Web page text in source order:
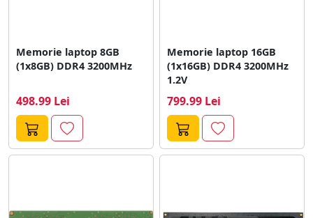
Memorie laptop 8GB
(1x8GB) DDR4 3200MHz
498.99 Lei
Memorie laptop 16GB
(1x16GB) DDR4 3200MHz
1.2V
799.99 Lei